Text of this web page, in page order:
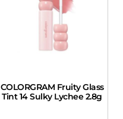
COLORGRAM Fruity Glass
Tint 14 Sulky Lychee 2.8g